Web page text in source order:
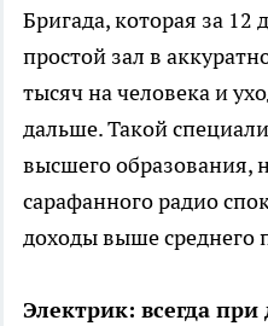
Бригада, которая за 12
простой зал в
тысяч на человека и
дальше. Такой
высшего образования,
сарафанного радио
доходы выше среднего
Электрик: всегда при